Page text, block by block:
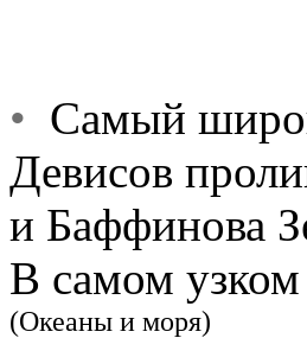
• Самый
Девисов
и Баффинова
В самом
(Океаны и моря)